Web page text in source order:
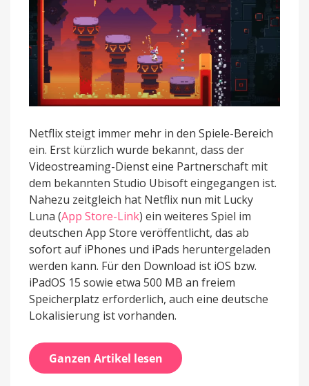
Netflix steigt immer mehr in den Spiele-Bereich
ein. Erst kürzlich wurde bekannt, dass der
Videostreaming-Dienst eine Partnerschaft mit
dem bekannten Studio Ubisoft eingegangen ist.
Nahezu zeitgleich hat Netflix nun mit Lucky
Luna (App Store-Link) ein weiteres Spiel im
deutschen App Store veröffentlicht, das ab
sofort auf iPhones und iPads heruntergeladen
werden kann. Für den Download ist iOS bzw.
iPadOS 15 sowie etwa 500 MB an freiem
Speicherplatz erforderlich, auch eine deutsche
Lokalisierung ist vorhanden.
Ganzen Artikel lesen